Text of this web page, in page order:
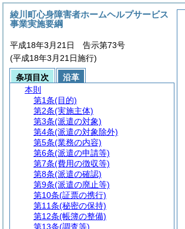
綾川町心身障害者ホームヘルプサービス
事業実施要綱
平成18年3月21日 告示第73号
(平成18年3月21日施行)
条項目次
沿革
本則
第1条(目的)
第2条(実施主体)
第3条(派遣の対象)
第4条(派遣の対象除外)
第5条(業務の内容)
第6条(派遣の申請等)
第7条(費用の徴収等)
第8条(派遣の確認)
第9条(派遣の廃止等)
第10条(証票の携行)
第11条(秘密の保持)
第12条(帳簿の整備)
第13条(調査等)